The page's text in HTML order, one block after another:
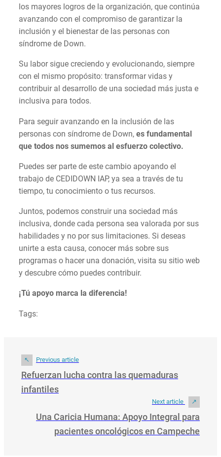
los mayores logros de la organización, que continúa
avanzando con el compromiso de garantizar la
inclusión y el bienestar de las personas con
síndrome de Down.
Su labor sigue creciendo y evolucionando, siempre
con el mismo propósito: transformar vidas y
contribuir al desarrollo de una sociedad más justa e
inclusiva para todos.
Para seguir avanzando en la inclusión de las
personas con síndrome de Down, es fundamental
que todos nos sumemos al esfuerzo colectivo.
Puedes ser parte de este cambio apoyando el
trabajo de CEDIDOWN IAP, ya sea a través de tu
tiempo, tu conocimiento o tus recursos.
Juntos, podemos construir una sociedad más
inclusiva, donde cada persona sea valorada por sus
habilidades y no por sus limitaciones. Si deseas
unirte a esta causa, conocer más sobre sus
programas o hacer una donación, visita su sitio web
y descubre cómo puedes contribuir.
¡Tú apoyo marca la diferencia!
Tags:
Previous article
Refuerzan lucha contra las quemaduras
infantiles
Next article
Una Caricia Humana: Apoyo Integral para
pacientes oncológicos en Campeche